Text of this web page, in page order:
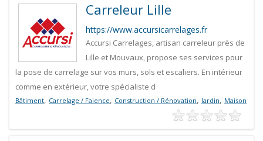
Carreleur Lille
https://www.accursicarrelages.fr
Accursi Carrelages, artisan carreleur près de
Lille et Mouvaux, propose ses services pour
la pose de carrelage sur vos murs, sols et escaliers. En intérieur
comme en extérieur, votre spécialiste d
Bâtiment, Carrelage / Faience, Construction / Rénovation, Jardin, Maison